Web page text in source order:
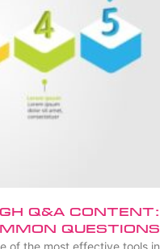
Q&A Content:
Questions